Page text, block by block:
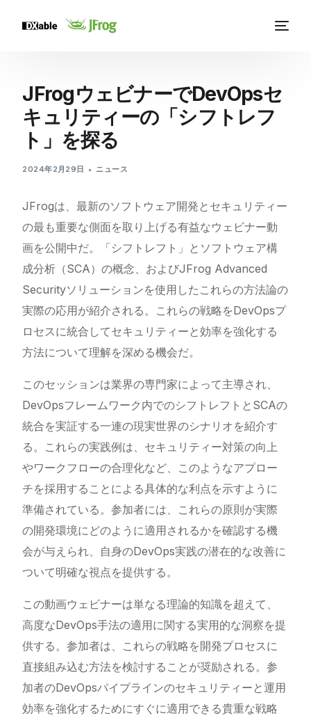
JFrogウェビナーでDevOpsセ
キュリティーの「シフトレフ
ト」を探る
2024年2月29日 ニュース
JFrogは、最新のソフトウェア開発とセキュリティー
の最も重要な側面を取り上げる有益なウェビナー動
画を公開中だ。「シフトレフト」とソフトウェア構
成分析（SCA）の概念、およびJFrog Advanced
Securityソリューションを使用したこれらの方法論の
実際の応用が紹介される。これらの戦略をDevOpsプ
ロセスに統合してセキュリティーと効率を強化する
方法について理解を深める機会だ。
このセッションは業界の専門家によって主導され、
DevOpsフレームワーク内でのシフトレフトとSCAの
統合を実証する一連の現実世界のシナリオを紹介す
る。これらの実践例は、セキュリティー対策の向上
やワークフローの合理化など、このようなアプロー
チを採用することによる具体的な利点を示すように
準備されている。参加者には、これらの原則が実際
の開発環境にどのように適用されるかを確認する機
会が与えられ、自身のDevOps実践の潜在的な改善に
ついて明確な視点を提供する。
この動画ウェビナーは単なる理論的知識を超えて、
高度なDevOps手法の適用に関する実用的な洞察を提
供する。参加者は、これらの戦略を開発プロセスに
直接組み込む方法を検討することが奨励される。参
加者のDevOpsパイプラインのセキュリティーと運用
効率を強化するためにすぐに適用できる貴重な戦略